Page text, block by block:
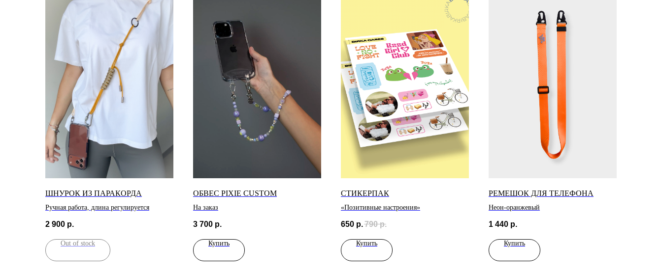
ШНУРОК ИЗ ПАРАКОРДА
Ручная работа, длина регулируется
2 900 р.
Out of stock
ОБВЕС PIXIE CUSTOM
На заказ
3 700 р.
Купить
СТИКЕРПАК
«Позитивные настроения»
650 р.790 р.
Купить
РЕМЕШОК ДЛЯ ТЕЛЕФОНА
Неон-оранжевый
1 440 р.
Купить